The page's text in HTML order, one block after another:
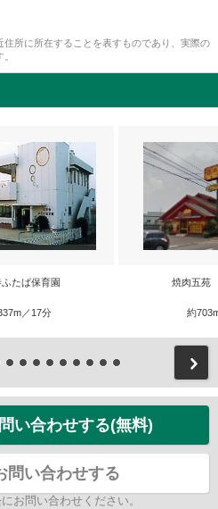
所に所在することを表すものであり、実際の
たば保育園
／17分
焼肉五苑
約
い合わせする(無料)
問い合わせする
お問い合わせください。